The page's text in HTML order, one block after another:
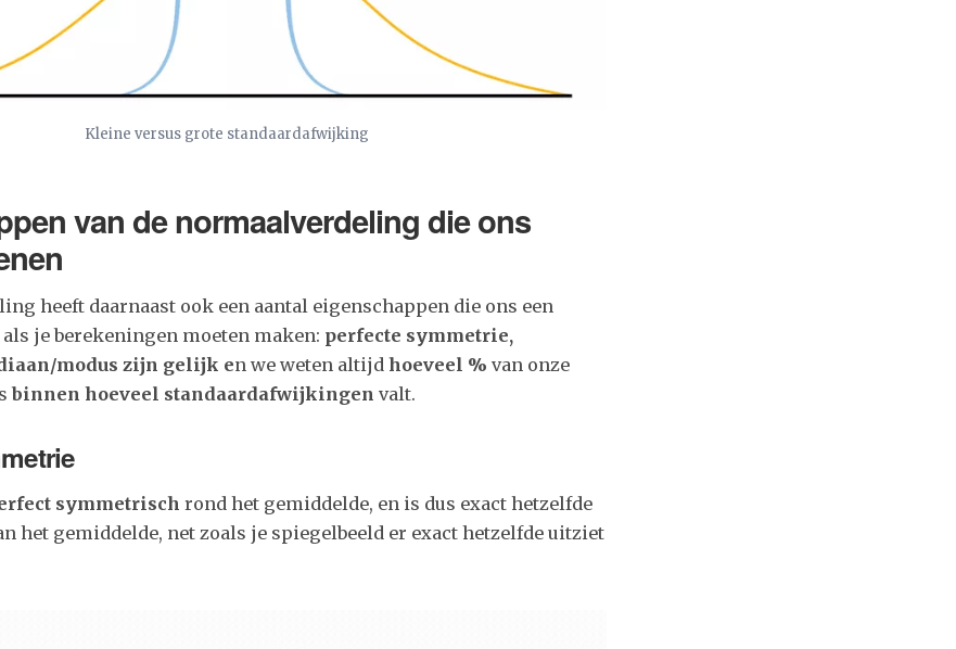
Kleine versus grote standaardafwijking
van de normaalverdeling die ons
heeft daarnaast ook een aantal eigenschappen die ons een
je berekeningen moeten maken: perfecte symmetrie,
modus zijn gelijk en we weten altijd hoeveel % van onze
binnen hoeveel standaardafwijkingen valt.
symmetrisch rond het gemiddelde, en is dus exact hetzelfde
het gemiddelde, net zoals je spiegelbeeld er exact hetzelfde uitziet